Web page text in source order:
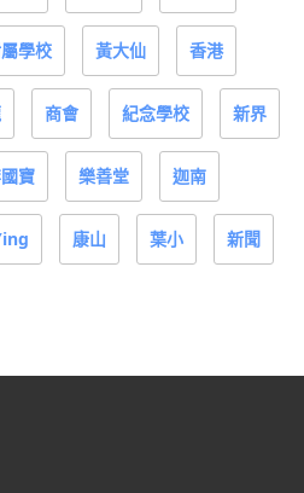
學校 黃大仙 香港
商會 紀念學校 新界
寶 樂善堂 迦南
康山 葉小 新聞